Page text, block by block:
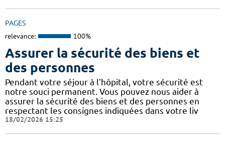
PAGES
relevance: 100%
Assurer la sécurité des biens et
des personnes
Pendant votre séjour à l'hôpital, votre sécurité est
notre souci permanent. Vous pouvez nous aider à
assurer la sécurité des biens et des personnes en
respectant les consignes indiquées dans votre liv
18/02/2026 15:25